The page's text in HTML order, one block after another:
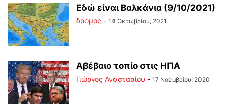
Εδώ είναι Βαλκάνια (9/10/2021)
δρόμος - 14 Οκτωβρίου, 2021
Αβέβαιο τοπίο στις ΗΠΑ
Γιώργος Αναστασίου - 17 Νοεμβρίου, 2020